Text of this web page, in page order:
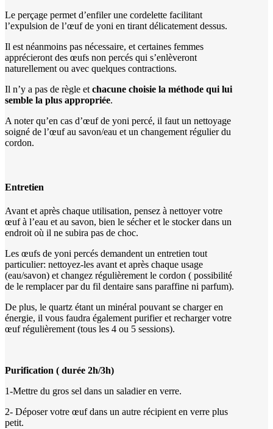
Le perçage permet d’enfiler une cordelette facilitant
l’expulsion de l’œuf de yoni en tirant délicatement dessus.
Il est néanmoins pas nécessaire, et certaines femmes
apprécieront des œufs non percés qui s’enlèveront
naturellement ou avec quelques contractions.
Il n’y a pas de règle et chacune choisie la méthode qui lui
semble la plus appropriée.
A noter qu’en cas d’œuf de yoni percé, il faut un nettoyage
soigné de l’œuf au savon/eau et un changement régulier du
cordon.
Entretien
Avant et après chaque utilisation, pensez à nettoyer votre
œuf à l’eau et au savon, bien le sécher et le stocker dans un
endroit où il ne subira pas de choc.
Les œufs de yoni percés demandent un entretien tout
particulier: nettoyez-les avant et après chaque usage
(eau/savon) et changez régulièrement le cordon ( possibilité
de le remplacer par du fil dentaire sans paraffine ni parfum).
De plus, le quartz étant un minéral pouvant se charger en
énergie, il vous faudra également purifier et recharger votre
œuf régulièrement (tous les 4 ou 5 sessions).
Purification ( durée 2h/3h)
1-Mettre du gros sel dans un saladier en verre.
2- Déposer votre œuf dans un autre récipient en verre plus
petit.